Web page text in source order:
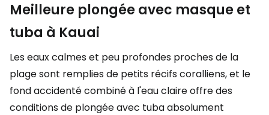
Meilleure plongée avec masque et
tuba à Kauai
Les eaux calmes et peu profondes proches de la
plage sont remplies de petits récifs coralliens, et le
fond accidenté combiné à l'eau claire offre des
conditions de plongée avec tuba absolument